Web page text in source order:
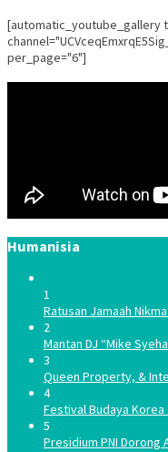
[automatic_youtube_gallery
per_page="6"]
Humanisia
1
Ratusan Jamaah
2
Mantan DJ “Mike
3
Queen Property, &
4
Festival Budaya
5
Presidium PNI Dorong